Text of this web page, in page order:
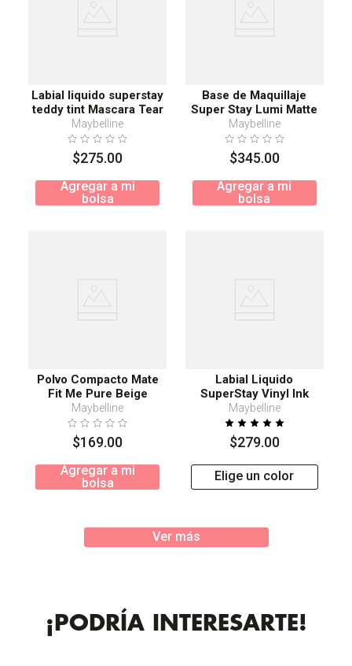
Labial liquido superstay
teddy tint Mascara Tear
Maybelline
$275.00
Agregar a mi
bolsa
Base de Maquillaje
Super Stay Lumi Matte
128
Maybelline
$345.00
Agregar a mi
bolsa
Polvo Compacto Mate
Fit Me Pure Beige
Maybelline
$169.00
Agregar a mi
bolsa
Labial Liquido
SuperStay Vinyl Ink
Maybelline
Maybelline
$279.00
Elige un color
Ver más
¡PODRÍA INTERESARTE!